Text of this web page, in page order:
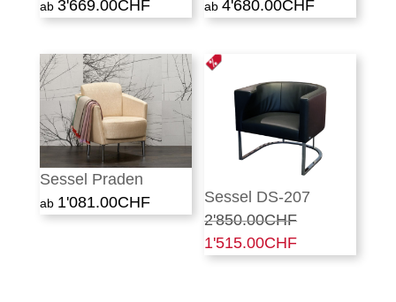
3'669.00CHF
4'680.00CHF
Sessel Praden
1'081.00CHF
Sessel DS-207
2'850.00CHFUrsprünglicher
Preis
1'515.00CHFAktueller